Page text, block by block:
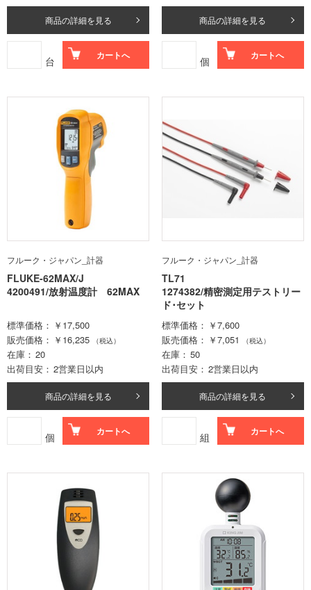
商品の詳細を見る
台 カートへ
商品の詳細を見る
個 カートへ
フルーク・ジャパン_計器
FLUKE-62MAX/J
4200491/放射温度計 62MAX
標準価格
￥17,500
販売価格
￥16,235 （税込）
在庫
20
出荷目安
2営業日以内
商品の詳細を見る
個 カートへ
フルーク・ジャパン_計器
TL71
1274382/精密測定用テストリー
ド･セット
標準価格
￥7,600
販売価格
￥7,051 （税込）
在庫
50
出荷目安
2営業日以内
商品の詳細を見る
組 カートへ